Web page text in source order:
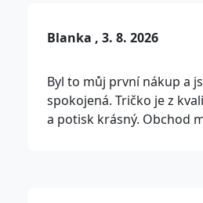
Blanka , 3. 8. 2026
Byl to můj první nákup a
spokojená. Tričko je z
a potisk krásný. Obchod